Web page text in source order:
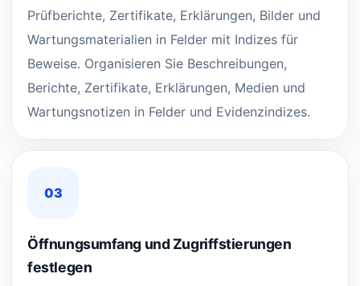
Prüfberichte, Zertifikate, Erklärungen, Bilder und
Wartungsmaterialien in Felder mit Indizes für
Beweise. Organisieren Sie Beschreibungen,
Berichte, Zertifikate, Erklärungen, Medien und
Wartungsnotizen in Felder und Evidenzindizes.
03
Öffnungsumfang und Zugriffstierungen
festlegen